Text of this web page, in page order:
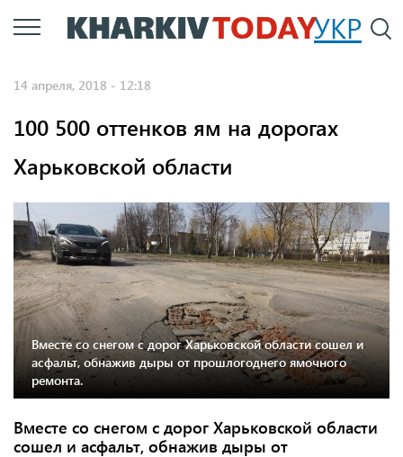
Перейти
к
УКР
14 апреля, 2018 - 12:18
100 500 оттенков ям на дорогах
Харьковской области
Вместе со снегом с дорог Харьковской области сошел и
асфальт, обнажив дыры от прошлогоднего ямочного
ремонта.
Вместе со снегом с дорог Харьковской области
сошел и асфальт, обнажив дыры от